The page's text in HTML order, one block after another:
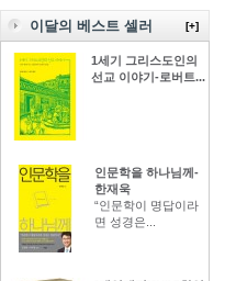
이달의 베스트 셀러 [+]
1세기 그리스도인의
선교 이야기-로버트...
인문학을 하나님께-
한재욱
“인문학이 명답이라
면 성경은...